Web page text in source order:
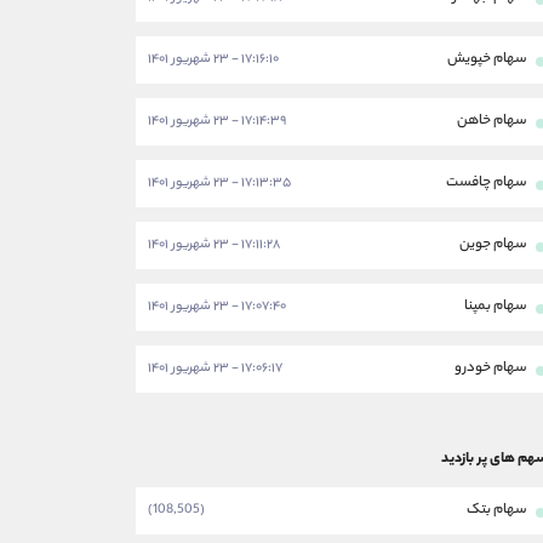
سهام خپویش ۱۷:۱۶:۱۰ - ۲۳ شهریور ۱۴۰۱
سهام خاهن ۱۷:۱۴:۳۹ - ۲۳ شهریور ۱۴۰۱
سهام چافست ۱۷:۱۳:۳۵ - ۲۳ شهریور ۱۴۰۱
سهام جوین ۱۷:۱۱:۲۸ - ۲۳ شهریور ۱۴۰۱
سهام بمپنا ۱۷:۰۷:۴۰ - ۲۳ شهریور ۱۴۰۱
سهام خودرو ۱۷:۰۶:۱۷ - ۲۳ شهریور ۱۴۰۱
های پر بازدید
سهام بتک (108,505)